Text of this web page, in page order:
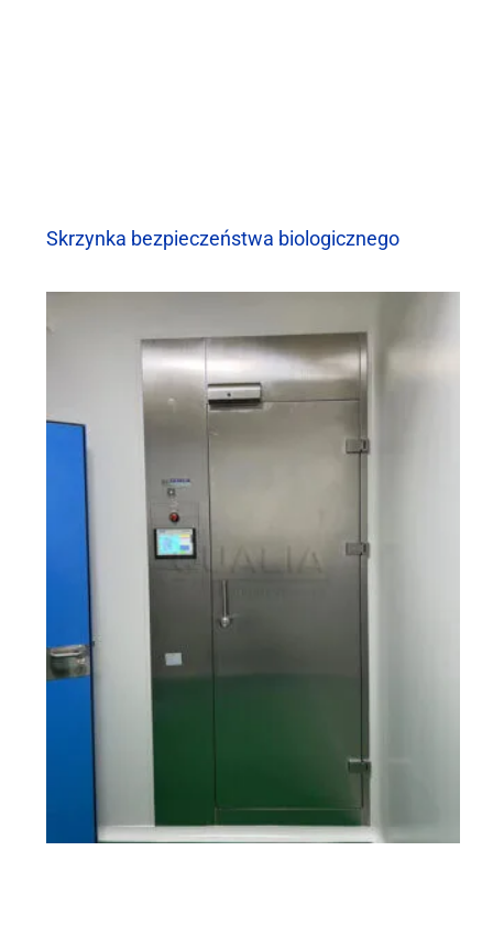
Skrzynka bezpieczeństwa biologicznego